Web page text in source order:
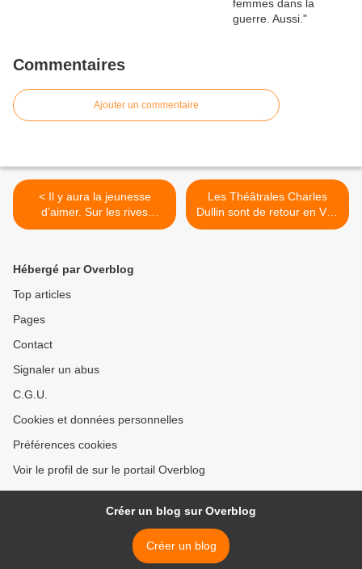
Commentaires
Ajouter un commentaire
< Il y aura la jeunesse
d’aimer. Sur les rives
enchantées d’un hymne à
Les Théâtrales Charles
Dullin sont de retour en Val-
de-Marne >
Hébergé par Overblog
Top articles
Pages
Contact
Signaler un abus
C.G.U.
Cookies et données personnelles
Préférences cookies
Voir le profil de sur le portail Overblog
Créer un blog sur Overblog
Créer un blog